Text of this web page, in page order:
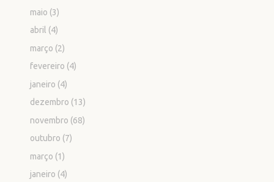
maio (3)
abril (4)
março (2)
fevereiro (4)
janeiro (4)
dezembro (13)
novembro (68)
outubro (7)
março (1)
janeiro (4)